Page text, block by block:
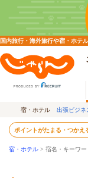
国内旅行・海外旅行や宿・ホテ
宿・ホテル 出張ビジネ
ポイントがたまる・つかえ
宿・ホテル > 宿名・キーワー